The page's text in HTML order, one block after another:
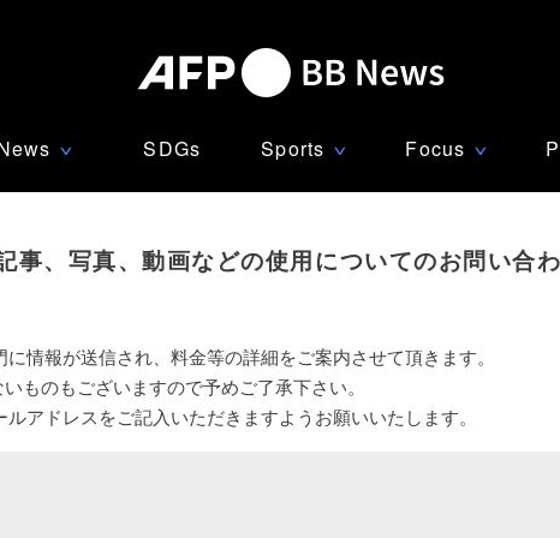
∨ SDGs Sports ∨ Focus ∨
事、写真、動画などの使用についてのお問い合
情報が送信され、料金等の詳細をご案内させて頂きます。
ものもございますので予めご了承下さい。
アドレスをご記入いただきますようお願いいたします。